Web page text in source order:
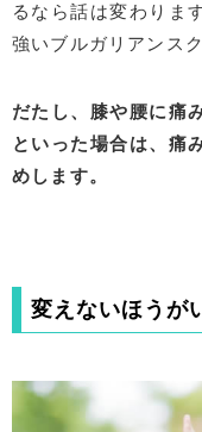
るなら話は変わりま
強いブルガリアンス
だたし、膝や腰に痛
といった場合は、痛
めします。
変えないほうが